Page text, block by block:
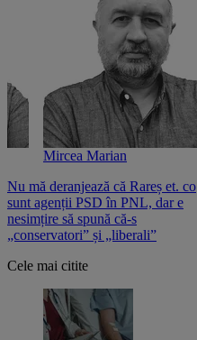
Mircea Marian
Nu mă deranjează că Rareș et. co
sunt agenții PSD în PNL, dar e
nesimțire să spună că-s
„conservatori” și „liberali”
Cele mai citite